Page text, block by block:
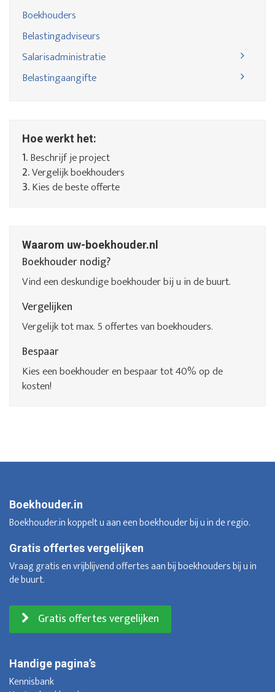
Boekhouders
Kosten boekhouder
Boekhouder gezocht
Belastingadviseurs
Kosten belastingadviseur
Salarisadministratie
Belastingaangifte
Hoe werkt het:
1.Beschrijf je project
2.Vergelijk boekhouders
3.Kies de beste offerte
Waarom uw-boekhouder.nl
Boekhouder nodig?
Vind een deskundige boekhouder bij u in de buurt.
Vergelijken
Vergelijk tot max. 5 offertes van boekhouders.
Bespaar
Kies een boekhouder en bespaar tot 40% op de
kosten!
Boekhouder.in
Boekhouder.in koppelt u aan een boekhouder bij u in de regio.
Gratis offertes vergelijken
Vraag gratis en vrijblijvend offertes aan bij boekhouders bij u in
de buurt.
Gratis offertes vergelijken
Handige pagina’s
Kennisbank